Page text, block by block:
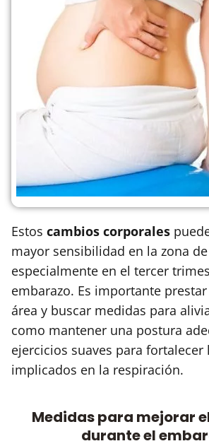
Estos cambios corporales
mayor sensibilidad en la zona
especialmente en el tercer
embarazo. Es importante
área y buscar medidas para
como mantener una postura
ejercicios suaves para fortalecer
implicados en la respiración.
Medidas para mejorar
durante el